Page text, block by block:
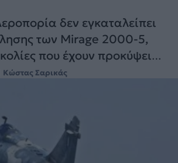
δεν εγκαταλείπει
των Mirage 2000-5,
που έχουν προκύψει
αναζήτηση αγοραστή.
Κώστας Σαρικάς